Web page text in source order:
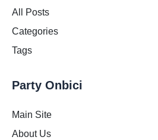
All Posts
Categories
Tags
Party Onbici
Main Site
About Us